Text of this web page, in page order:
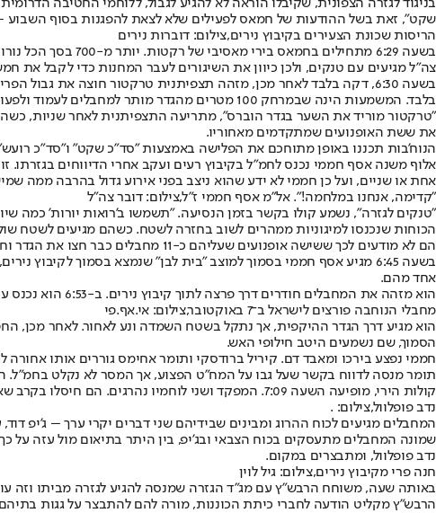
בניגוד לגזרה הצפונית, שקיבלו הוראה לא להגיע לגבול, ללוחמי החטיבה
שקט", זאת בשל ההודעות של חמאס לפעילים שלא לצאת להפגנות בסוף השבוע
הריסות שכונת הצעירים בקיבוץ נירים,צילום: דוברות נירים
בשעה 6:29
צה"ל מגיעים עם טנקים, ולכן כיוון את השיגורים לעבר המחנות כדי לקבל
בלבד. המשמעות הינה שבמרחק 100 מטרים מהגדר מותר למחבלים לעמוד ולפעול, והדבר לא מעורר שום נורה אדומה.
"טרקטור מוריד את השער בגדר הוברס", מתריעה התצפיתנית לאחר שניות,
את ששת האופנועים שמתקדמים מאחוריו.
הנוח'בות תכננו באופן מתוחכם את הפלישה באמצעות "סד"כ שקט" ו"סד"כ
אלוף משנה אסף חממי נכנס לחמ"ל בקיבוץ רעים ועקב אחרי הדיווחים
אחת או שניים, ועל כן חממי לא ידע שהוא ניצב בפני אירוע גדול בהרבה ממה שמישהו יכול
"קדימה, אנחנו במלחמה!". אל"מ אסף חממי ז"ל,צילום: דובר צה"ל
"טנקים לגזרה", נשמע קולו בקשר בזמן הנסיעה. "תשמשו ב'רואות יורות' כמה
הם לא מודעים לכך ששישה אופנועים שעליהם כ-11 מחבלים כבר חצו את הגדר וחדרו לקיבוץ נירים.
בשעה 6:45 מגיע אסף חממי בסמוך למוצב "בית לבן" שנמצא בסמוך
אחד מהם.
הוא מזהה את המחבלים חודרים דרך פרצה לתוך קיבוץ נירים. ב-6:53 הוא נכנס עם הרכב הממוגן, תוך מתן דיווח קצר למפקד האוגדה על תמונת המצב.
מחבלי הנוחבה פורצים לישראל ב־7 באוקטובר,צילום: אי.אף.פי
הסמוך, שם נשמעים היטב חילופי האש.
חממי נפצע בירכו ומאבד דם. קיריל ברודסקי ותומר אחימס גוררים אותו
תומר מנסה לדווח בקשר שעל גבו על המח"ט הפצוע, אך המסר לא נקלט בחמ"ל.
קולות הירי, מופיעה השעה 7:09. המפקד ושני לוחמיו נהרגים. הם חיסלו בקרב שארך כ-20 דקות שלושה מחבלי נוח'בה.
נדב פופלוול,צילום: .
המחבלים מגיעים לכוח ההרוג ומבינים שבידיהם שני דברים יקרי ערך – ג'יפ דוד, על כל ציודו
נדב פופלוול, ומתבצרים במקום.
חנה פרי מקיבוץ נירים,צילום: גיל לוין
באותה שעה, משוחח הרבש"ץ עם מג"ד הגזרה שמנסה להגיע לגזרה מביתו וזה
הרבש"ץ מקליט הודעה לחברי כיתת הכוננות, מורה להם להתבצר על גגות